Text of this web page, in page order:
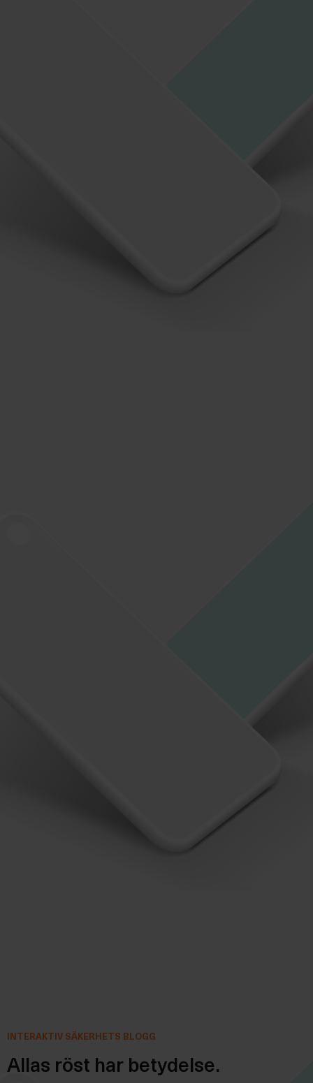
INTERAKTIV SÄKERHETS BLOGG
Allas röst har betydelse.